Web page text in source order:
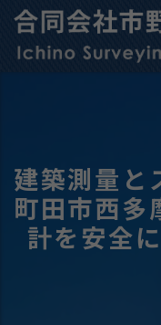
建築測量と
町田市西多
計を安全